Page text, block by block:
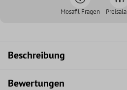
Mosafil Fragen
Beschreibung
Bewertungen